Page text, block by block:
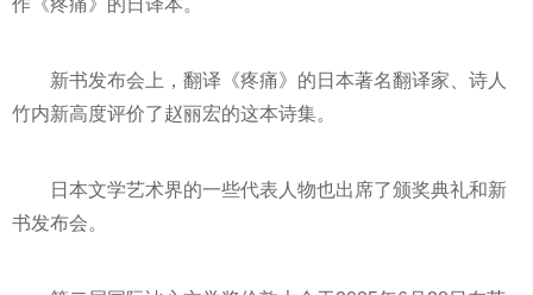
作《疼痛》的日译本。
新书发布会上，翻译《疼痛》的日本著名翻译家、诗人
竹内新高度评价了赵丽宏的这本诗集。
日本文学艺术界的一些代表人物也出席了颁奖典礼和新
书发布会。